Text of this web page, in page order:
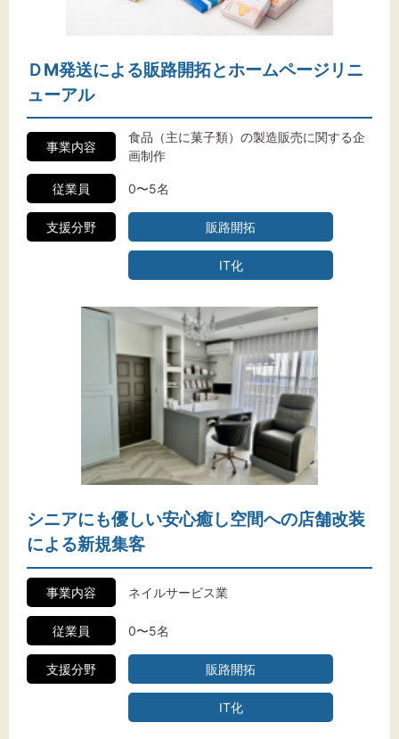
ＤM発送による販路開拓とホームページリニ
ューアル
事業内容
食品（主に菓子類）の製造販売に関する企
画制作
従業員 0〜5名
支援分野 販路開拓
IT化
シニアにも優しい安心癒し空間への店舗改装
による新規集客
事業内容 ネイルサービス業
従業員 0〜5名
支援分野 販路開拓
IT化